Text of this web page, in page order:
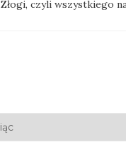
Złogi, czyli wszystkiego